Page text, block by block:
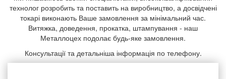
технолог розробить та поставить на виробництво, а досвідчені
токарі виконають Ваше замовлення за мінімальний час.
Витяжка, доведення, прокатка, штампування - наш
Металлоцех подолає будь-яке замовлення.
Консультації та детальніша інформація по телефону.